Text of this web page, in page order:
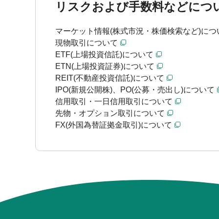
リスクおよび手数料などにつ
マーケット情報(株式市況・株価検索など)につ
現物取引について
ETF(上場投資信託)について
ETN(上場投資証券)について
REIT(不動産投資信託)について
IPO(新規公開株)、PO(公募・売出し)について
信用取引・一日信用取引について
先物・オプション取引について
FX(外国為替証拠金取引)について